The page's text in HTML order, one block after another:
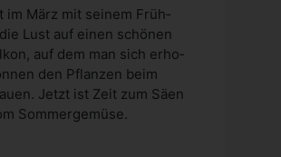
im März mit sei­nem Früh­
Lust auf einen schö­nen
auf dem man sich erho­
den Pflan­zen beim
Jetzt ist Zeit zum Säen
Som­mer­ge­mü­se.